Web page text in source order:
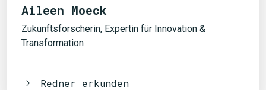
Aileen Moeck
Zukunftsforscherin, Expertin für Innovation &
Transformation
Redner erkunden